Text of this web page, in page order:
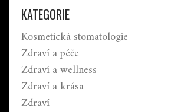
KATEGORIE
Kosmetická stomatologie
Zdraví a péče
Zdraví a wellness
Zdraví a krása
Zdraví